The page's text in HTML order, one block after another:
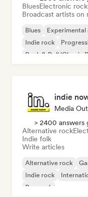
BluesElectronic rock
Broadcast artists on
Blues Experimental
Indie rock
Rock & Roll/Classic
indie
Media
> 2400 answers
Alternative rock
Indie folk
Write articles
Alternative rock
Indie rock
Pop rock